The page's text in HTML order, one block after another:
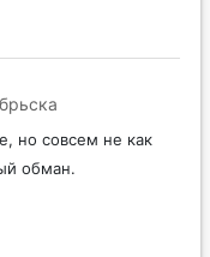
но совсем не как
обман.